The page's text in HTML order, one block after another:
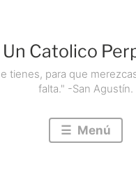
Un Catolico
tienes, para que
falta." -San Agustín.
Menú